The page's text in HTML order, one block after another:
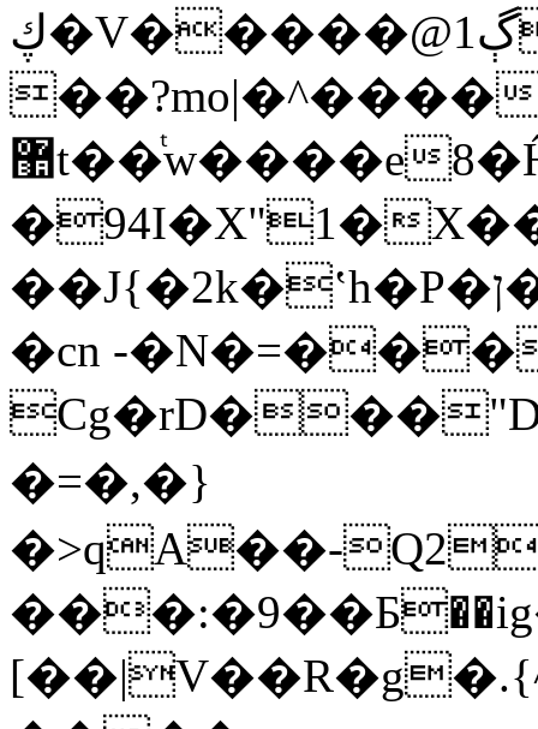
ڮ�V�����@1ڳs���յ���w����/;/^���6��y�1���+ŵ7����ho\�Y/^�ϵ�,��
��?mo|�^����
޺t��ͭw����e8�Ĥ\��/
�94I�X"1�
��J{�2k�ʽh�P�ן���J{���J�����g�'(����~���7���q�BC`t&1cP�6��d�?
�cn -
�=�,�}
�>qA��-